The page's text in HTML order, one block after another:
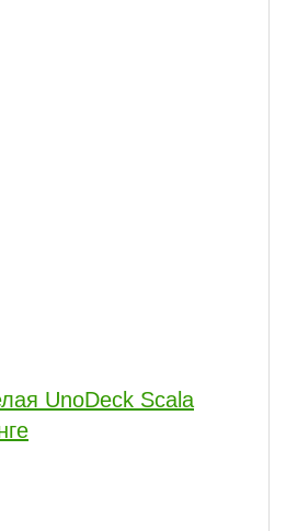
UnoDeck Scala